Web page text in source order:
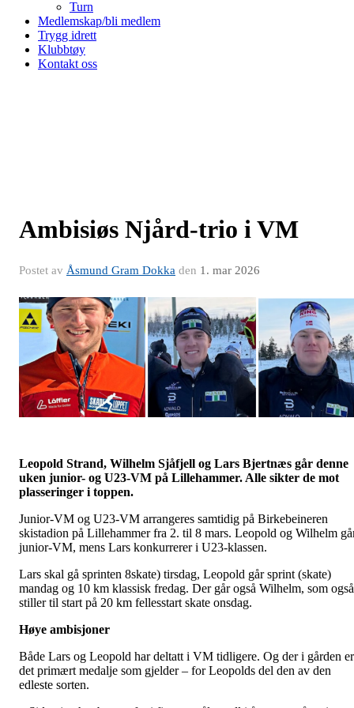
Turn
Medlemskap/bli medlem
Trygg idrett
Klubbtøy
Kontakt oss
Ambisiøs Njård-trio i VM
Postet av Åsmund Gram Dokka den 1. mar 2026
Leopold Strand, Wilhelm Sjåfjell og Lars Bjertnæs går denne
uken junior- og U23-VM på Lillehammer. Alle sikter de mot
plasseringer i toppen.
Junior-VM og U23-VM arrangeres samtidig på Birkebeineren
skistadion på Lillehammer fra 2. til 8 mars. Leopold og Wilhelm
junior-VM, mens Lars konkurrerer i U23-klassen.
Lars skal gå sprinten 8skate) tirsdag, Leopold går sprint (skate)
mandag og 10 km klassisk fredag. Der går også Wilhelm, som også
stiller til start på 20 km fellesstart skate onsdag.
Høye ambisjoner
Både Lars og Leopold har deltatt i VM tidligere. Og der i gården er
det primært medalje som gjelder – for Leopolds del den av den
edleste sorten.